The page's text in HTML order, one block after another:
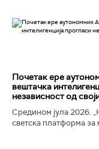
Почетак ере
вештачка
независност од
Средином јула 2026.
светска платформа